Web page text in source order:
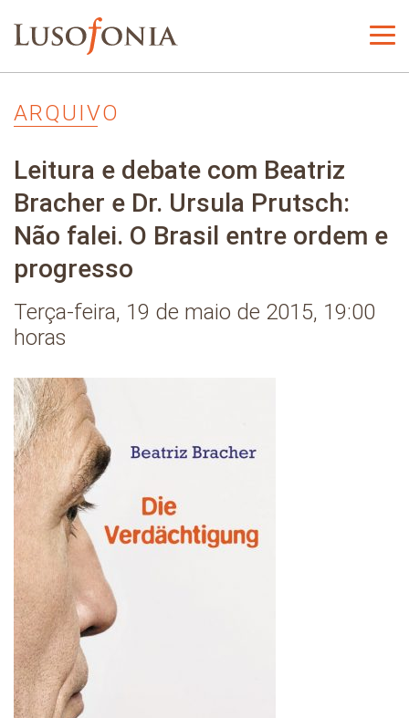
ARQUIVO
Leitura e debate com Beatriz
Bracher e Dr. Ursula Prutsch:
Não falei. O Brasil entre ordem e
progresso
Terça-feira, 19 de maio de 2015, 19:00
horas